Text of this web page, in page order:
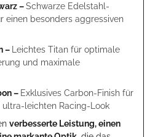
–Schwarze Edelstahl-
einen besonders aggressiven
–
Leichtes Titan für optimale
und maximale
– Exklusives Carbon-Finish für
ultra-leichten Racing-Look
verbesserte Leistung, einen